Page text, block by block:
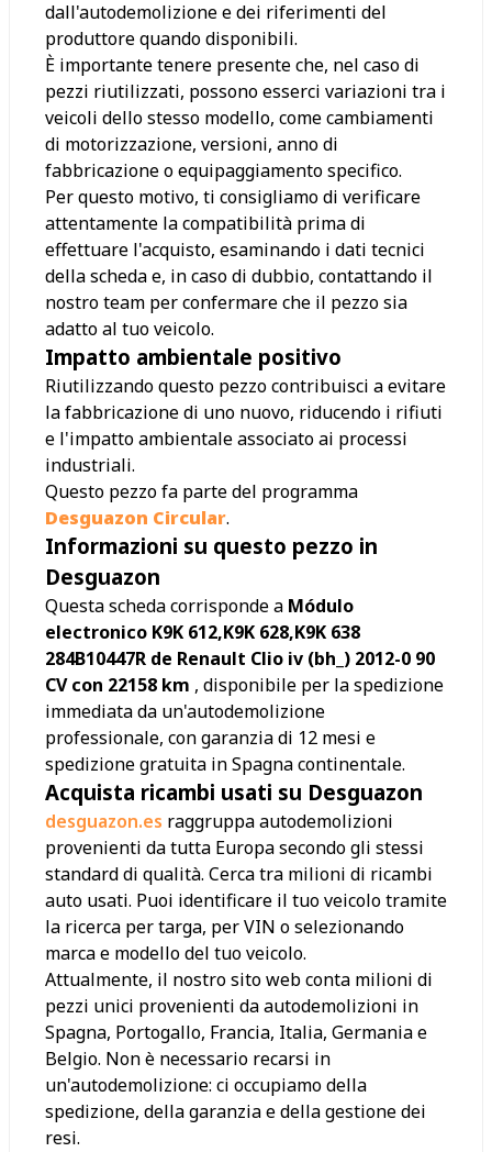
dall'autodemolizione e dei riferimenti del
produttore quando disponibili.
È importante tenere presente che, nel caso di
pezzi riutilizzati, possono esserci variazioni tra i
veicoli dello stesso modello, come cambiamenti
di motorizzazione, versioni, anno di
fabbricazione o equipaggiamento specifico.
Per questo motivo, ti consigliamo di verificare
attentamente la compatibilità prima di
effettuare l'acquisto, esaminando i dati tecnici
della scheda e, in caso di dubbio, contattando il
nostro team per confermare che il pezzo sia
adatto al tuo veicolo.
Impatto ambientale positivo
Riutilizzando questo pezzo contribuisci a evitare
la fabbricazione di uno nuovo, riducendo i rifiuti
e l'impatto ambientale associato ai processi
industriali.
Questo pezzo fa parte del programma
Desguazon Circular.
Informazioni su questo pezzo in
Desguazon
Questa scheda corrisponde a Módulo
electronico K9K 612,K9K 628,K9K 638
284B10447R de Renault Clio iv (bh_) 2012-0 90
CV con 22158 km , disponibile per la spedizione
immediata da un'autodemolizione
professionale, con garanzia di 12 mesi e
spedizione gratuita in Spagna continentale.
Acquista ricambi usati su Desguazon
desguazon.es raggruppa autodemolizioni
provenienti da tutta Europa secondo gli stessi
standard di qualità. Cerca tra milioni di ricambi
auto usati. Puoi identificare il tuo veicolo tramite
la ricerca per targa, per VIN o selezionando
marca e modello del tuo veicolo.
Attualmente, il nostro sito web conta milioni di
pezzi unici provenienti da autodemolizioni in
Spagna, Portogallo, Francia, Italia, Germania e
Belgio. Non è necessario recarsi in
un'autodemolizione: ci occupiamo della
spedizione, della garanzia e della gestione dei
resi.